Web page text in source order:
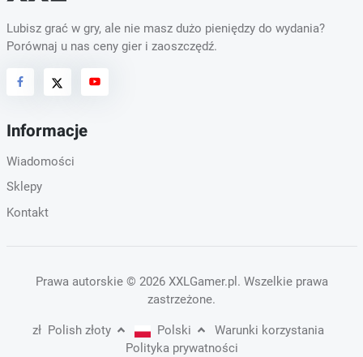
Lubisz grać w gry, ale nie masz dużo pieniędzy do wydania?
Porównaj u nas ceny gier i zaoszczędź.
Informacje
Wiadomości
Sklepy
Kontakt
Prawa autorskie © 2026 XXLGamer.pl . Wszelkie prawa
zastrzeżone.
zł Polish złoty Polski
Warunki korzystania
Polityka prywatności